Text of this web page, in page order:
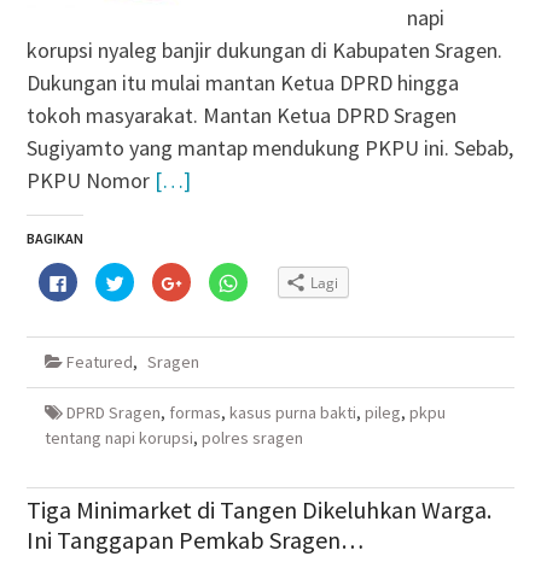
napi
korupsi nyaleg banjir dukungan di Kabupaten Sragen.
Dukungan itu mulai mantan Ketua DPRD hingga
tokoh masyarakat. Mantan Ketua DPRD Sragen
Sugiyamto yang mantap mendukung PKPU ini. Sebab,
PKPU Nomor […]
BAGIKAN
Klik
untuk
membagikan
Facebook(Membuka
jendela
baru)
Klik
untuk
berbagi
Twitter(Membuka
jendela
baru)
Klik
untuk
berbagi
Google+
di
yang
baru)
Klik
untuk
WhatsApp(Membuka
baru)
Lagi
Featured, Sragen
DPRD Sragen, formas, kasus purna bakti, pileg, pkpu
tentang napi korupsi, polres sragen
Tiga Minimarket di Tangen Dikeluhkan Warga.
Ini Tanggapan Pemkab Sragen…